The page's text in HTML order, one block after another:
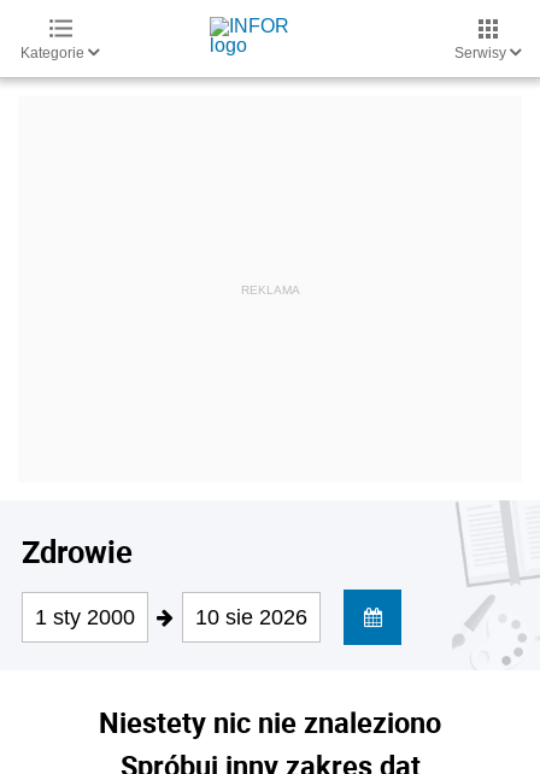
Kategorie Serwisy
Zdrowie
1 sty 2000 10 sie 2026
Niestety nic nie znaleziono
Spróbuj inny zakres dat